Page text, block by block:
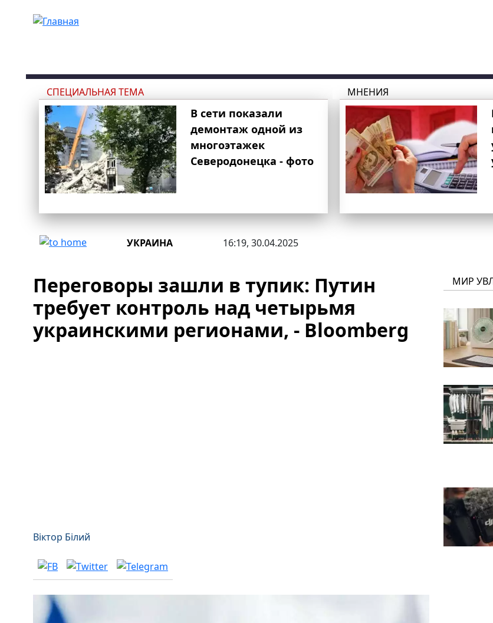
СПЕЦИАЛЬНАЯ ТЕМА
В сети показали
демонтаж одной из
многоэтажек
Северодонецка - фото
МНЕНИЯ
УКРАИНА 16:19, 30.04.2025
Переговоры зашли в тупик: Путин
требует контроль над четырьмя
украинскими регионами, - Bloomberg
Віктор Білий
МИР